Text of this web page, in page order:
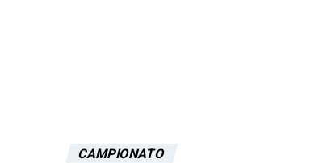
CAMPIONATO